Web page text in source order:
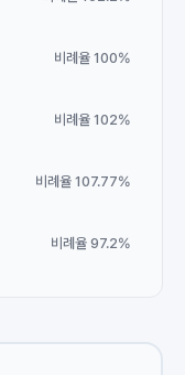
비례율 100%
비례율 102%
비례율 107.77%
비례율 97.2%